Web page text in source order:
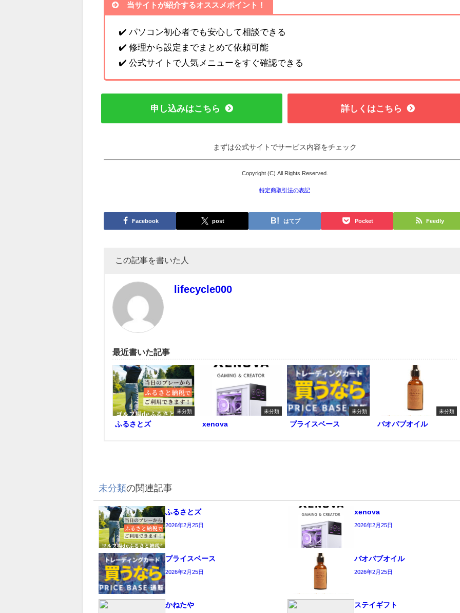
当サイトが紹介するオススメポイント！
✔️ パソコン初心者でも安心して相談できる
✔️ 修理から設定までまとめて依頼可能
✔️ 公式サイトで人気メニューをすぐ確認できる
申し込みはこちら 詳しくはこちら
まずは公式サイトでサービス内容をチェック
Copyright (C) All Rights Reserved.
特定商取引法の表記
Facebook post はてブ Pocket Feedly
この記事を書いた人
lifecycle000
最近書いた記事
未分類
ふるさとズ
未分類
xenova
未分類
プライスベース
未分類
バオバブオイル
未分類の関連記事
ふるさとズ
2026年2月25日
xenova
2026年2月25日
プライスベース
2026年2月25日
バオバブオイル
2026年2月25日
かねたや ステイギフト